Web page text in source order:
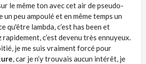
le même ton avec cet air de pseudo-
peu ampoulé et en même temps un
qu'être lambda, c’est has been et
c’est devenu très ennuyeux.
je me suis vraiment forcé pour
, car je n’y trouvais aucun intérêt, je